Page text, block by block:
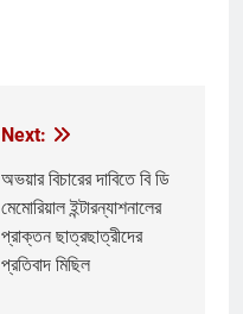
Next:
অভয়ার বিচারের দাবিতে বি ডি
মেমোরিয়াল ইন্টারন্যাশনালের
প্রাক্তন ছাত্রছাত্রীদের
প্রতিবাদ মিছিল